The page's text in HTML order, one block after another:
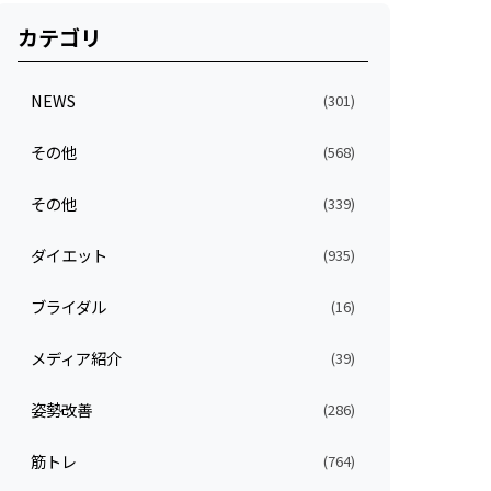
カテゴリ
NEWS (301)
その他 (568)
その他 (339)
ダイエット (935)
ブライダル (16)
メディア紹介 (39)
姿勢改善 (286)
筋トレ (764)